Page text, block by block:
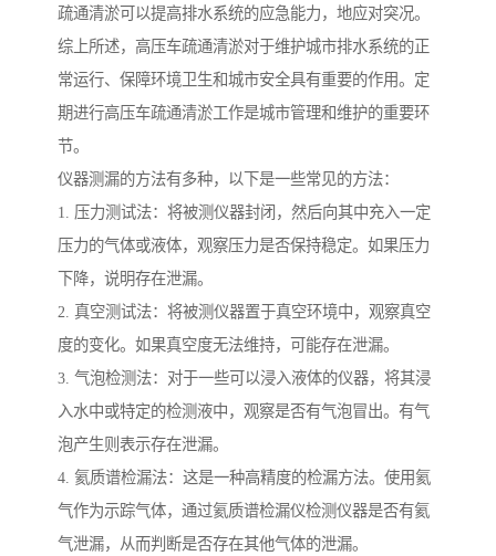
疏通清淤可以提高排水系统的应急能力，地应对突况。
综上所述，高压车疏通清淤对于维护城市排水系统的正
常运行、保障环境卫生和城市安全具有重要的作用。定
期进行高压车疏通清淤工作是城市管理和维护的重要环
节。
仪器测漏的方法有多种，以下是一些常见的方法：
1. 压力测试法：将被测仪器封闭，然后向其中充入一定
压力的气体或液体，观察压力是否保持稳定。如果压力
下降，说明存在泄漏。
2. 真空测试法：将被测仪器置于真空环境中，观察真空
度的变化。如果真空度无法维持，可能存在泄漏。
3. 气泡检测法：对于一些可以浸入液体的仪器，将其浸
入水中或特定的检测液中，观察是否有气泡冒出。有气
泡产生则表示存在泄漏。
4. 氦质谱检漏法：这是一种高精度的检漏方法。使用氦
气作为示踪气体，通过氦质谱检漏仪检测仪器是否有氦
气泄漏，从而判断是否存在其他气体的泄漏。